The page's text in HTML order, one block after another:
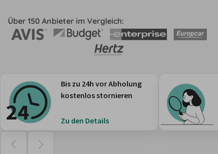
Über 150 Anbieter im Vergleich:
Bis zu 24h vor Abholung
kostenlos stornieren
Zu den Details